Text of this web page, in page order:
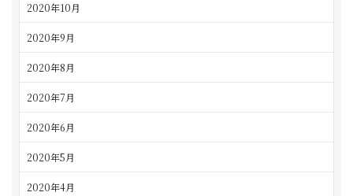
2020年10月
2020年9月
2020年8月
2020年7月
2020年6月
2020年5月
2020年4月